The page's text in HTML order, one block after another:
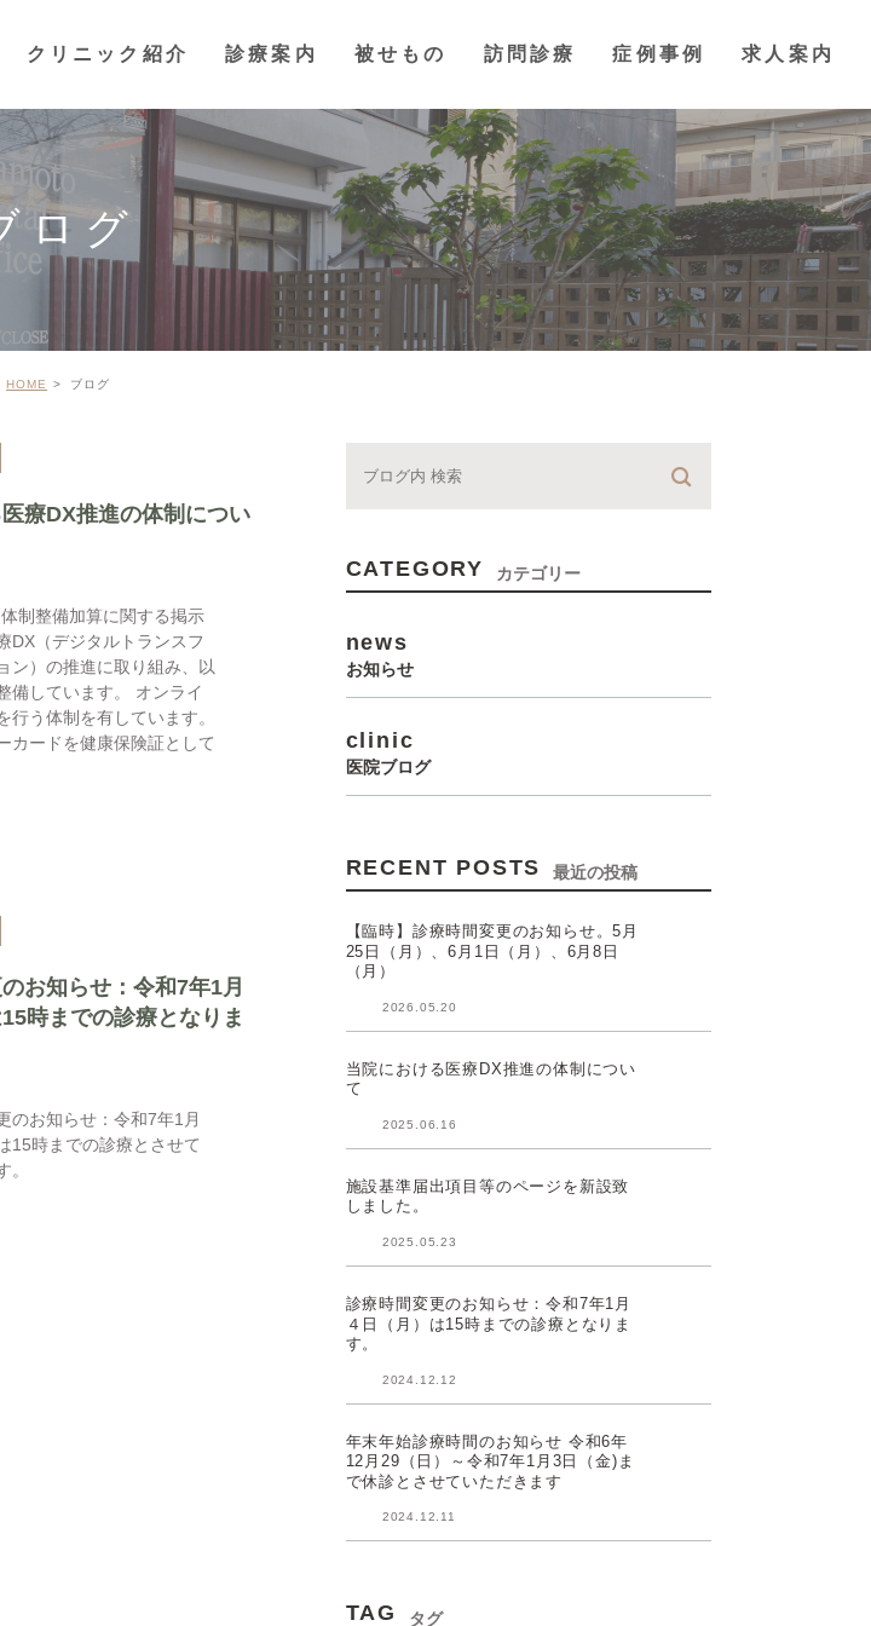
クリニック紹介
ご挨拶
スタッフ紹介
院内紹介
診療案内
虫歯・歯周病・根管治療
インプラント・入れ歯・
ブリッジ
ホワイトニング・
被せもの 訪問診療 症例事例 求人案内
ログ
HOME ブログ
療DX推進の体制につい
制整備加算に関する掲示
DX（デジタルトランスフ
ン）の推進に取り組み、以
備しています。 オンライ
行う体制を有しています。
カードを健康保険証として
お知らせ：令和7年1月
時までの診療となりま
のお知らせ：令和7年1月
15時までの診療とさせて
。
CATEGORY カテゴリー
news
お知らせ
clinic
医院ブログ
RECENT POSTS 最近の投稿
【臨時】診療時間変更のお知らせ。5月
25日（月）、6月1日（月）、6月8日
（月）
2026.05.20
当院における医療DX推進の体制につい
て
2025.06.16
施設基準届出項目等のページを新設致
しました。
2025.05.23
診療時間変更のお知らせ：令和7年1月
４日（月）は15時までの診療となりま
す。
2024.12.12
年末年始診療時間のお知らせ 令和6年
12月29（日）～令和7年1月3日（金)ま
で休診とさせていただきます
2024.12.11
TAG タグ